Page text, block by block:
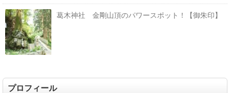
葛木神社 金剛山頂のパワースポット！【御朱印】
プロフィール